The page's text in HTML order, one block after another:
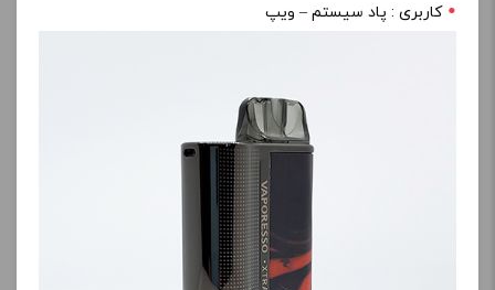
کاربری : پاد سیستم – ویپ